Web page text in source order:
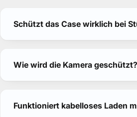
Schützt das Case wirklich bei
Wie wird die Kamera geschützt?
Funktioniert kabelloses Laden